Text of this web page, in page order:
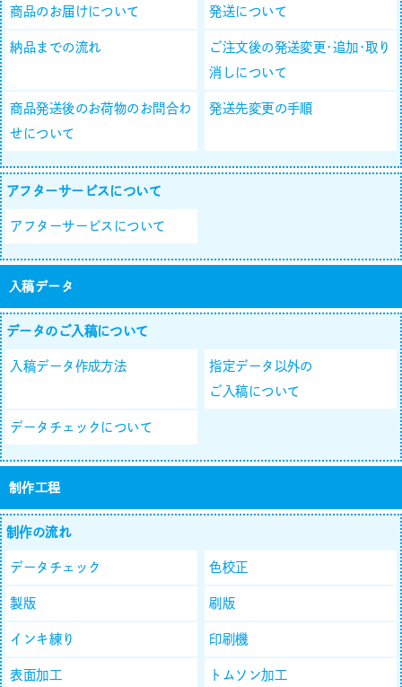
商品のお届けについて 発送について
納品までの流れ
ご注文後の発送変更･追加･取り
消しについて
商品発送後のお荷物のお問合わ
せについて
発送先変更の手順
アフターサービスについて
アフターサービスについて
入稿データ
データのご入稿について
入稿データ作成方法
指定データ以外の
ご入稿について
データチェックについて
制作工程
制作の流れ
データチェック 色校正
製版 刷版
インキ練り 印刷機
表面加工 トムソン加工